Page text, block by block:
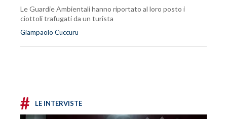
Le Guardie Ambientali hanno riportato al loro posto i
ciottoli trafugati da un turista
Giampaolo Cuccuru
# LE INTERVISTE